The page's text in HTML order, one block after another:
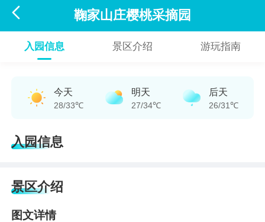
 鞠家山庄樱桃采摘园
入园信息 景区介绍 游玩指南
今天
28/33℃
明天
27/34℃
后天
26/31℃
入园信息
景区介绍
图文详情